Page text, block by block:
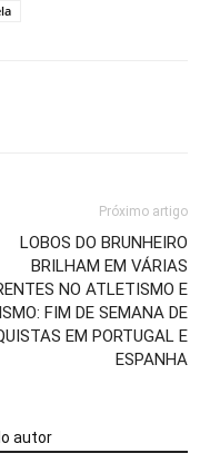
Próximo artigo
LOBOS DO BRUNHEIRO
BRILHAM EM VÁRIAS
NO ATLETISMO E
FIM DE SEMANA DE
EM PORTUGAL E
ESPANHA
autor